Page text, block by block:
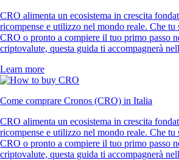
CRO alimenta un ecosistema in crescita
ricompense e utilizzo nel mondo reale. Che tu
CRO o pronto a compiere il tuo primo passo
criptovalute, questa guida ti accompagnerà
Learn more
Come comprare Cronos (CRO) in Italia
CRO alimenta un ecosistema in crescita
ricompense e utilizzo nel mondo reale. Che tu
CRO o pronto a compiere il tuo primo passo
criptovalute, questa guida ti accompagnerà